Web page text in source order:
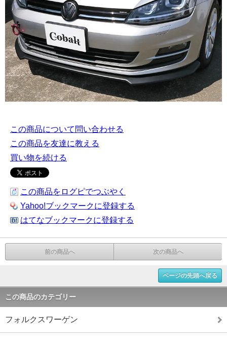
この商品について問い合わせる
この商品を友達に教える
買い物を続ける
この商品をログピでつぶやく
Yahoo!ブックマークに登録する
はてなブックマークに登録する
前の商品へ 次の商品へ
ページの先頭へ戻る
この商品のカテゴリー
フォルクスワーゲン